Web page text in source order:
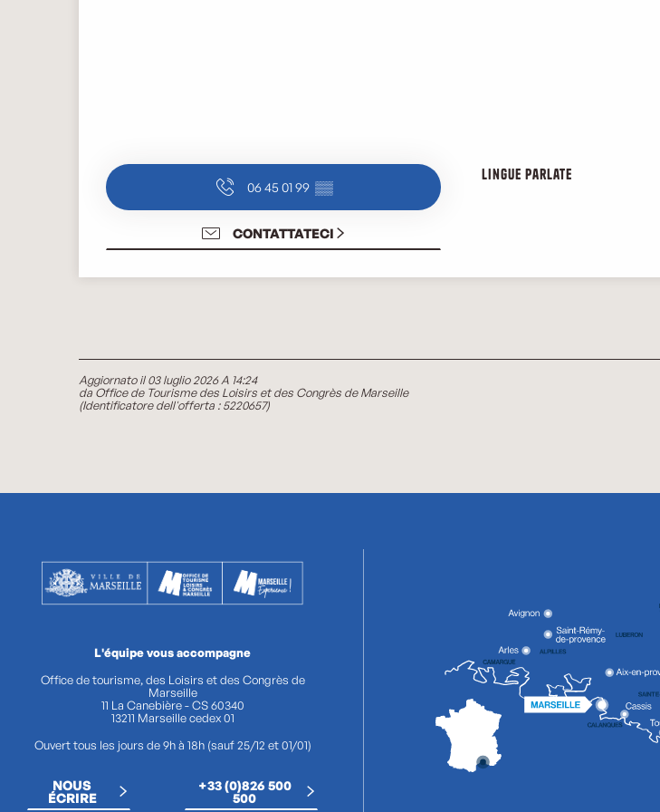
06 45 01 99 ▒▒
CONTATTATECI
Lingue parlate
Lingue parlate
Aggiornato il 03 luglio 2026 A 14:24
da Office de Tourisme des Loisirs et des Congrès de Marseille
(Identificatore dell'offerta :5220657)
L'équipe vous accompagne
Office de tourisme, des Loisirs et des Congrès de
Marseille
11 La Canebière - CS 60340
13211 Marseille cedex 01
Ouvert tous les jours de 9h à 18h (sauf 25/12 et 01/01)
NOUS
ÉCRIRE
+33 (0)826 500
500